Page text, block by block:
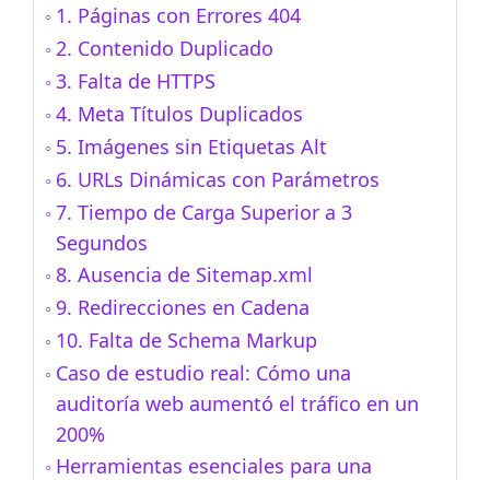
1. Páginas con Errores 404
2. Contenido Duplicado
3. Falta de HTTPS
4. Meta Títulos Duplicados
5. Imágenes sin Etiquetas Alt
6. URLs Dinámicas con Parámetros
7. Tiempo de Carga Superior a 3
Segundos
8. Ausencia de Sitemap.xml
9. Redirecciones en Cadena
10. Falta de Schema Markup
Caso de estudio real: Cómo una
auditoría web aumentó el tráfico en un
200%
Herramientas esenciales para una